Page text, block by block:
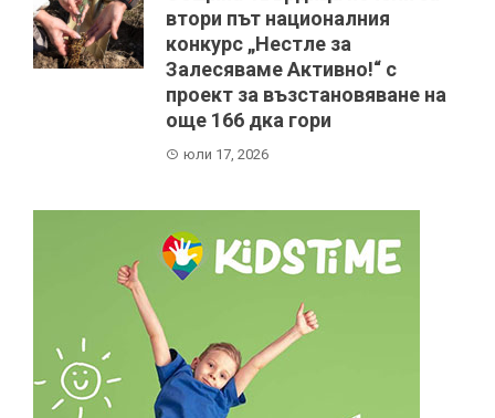
втори път националния
конкурс „Нестле за
Залесяваме Активно!“ с
проект за възстановяване на
още 166 дка гори
юли 17, 2026